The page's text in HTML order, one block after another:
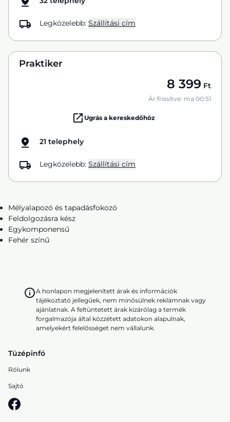
Legközelebb: Szállítási cím
Praktiker
8 399 Ft
Ár frissítve: ma 00:51
Ugrás a kereskedőhöz
21 telephely
Legközelebb: Szállítási cím
Mélyalapozó és tapadásfokozó
Feldolgozásra kész
Egykomponensű
Fehér színű
A honlapon megjelenített árak és információk
tájékoztató jellegűek, nem minősülnek reklámnak vagy
ajánlatnak. A feltüntetett árak kizárólag a termék
forgalmazója által közzétett adatokon alapulnak,
amelyekért felelősséget nem vállalunk.
Tüzépinfó
Rólunk
Sajtó